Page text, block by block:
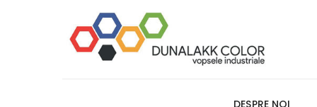
DESPRE NOI